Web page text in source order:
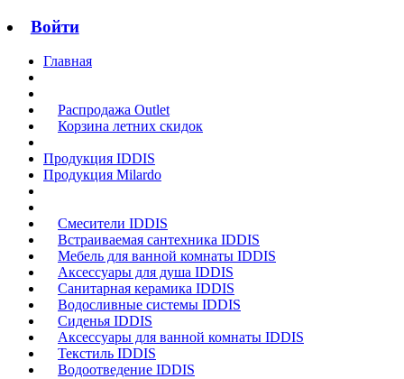
Войти
Главная
Распродажа Outlet
Корзина летних скидок
Продукция IDDIS
Продукция Milardo
Смесители IDDIS
Встраиваемая сантехника IDDIS
Мебель для ванной комнаты IDDIS
Аксессуары для душа IDDIS
Санитарная керамика IDDIS
Водосливные системы IDDIS
Сиденья IDDIS
Аксессуары для ванной комнаты IDDIS
Текстиль IDDIS
Водоотведение IDDIS